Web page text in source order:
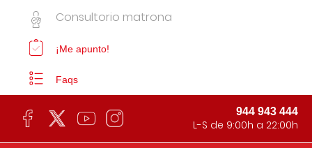
Consultorio matrona
¡Me apunto!
Faqs
944 943 444
L-S de 9:00h a 22:00h